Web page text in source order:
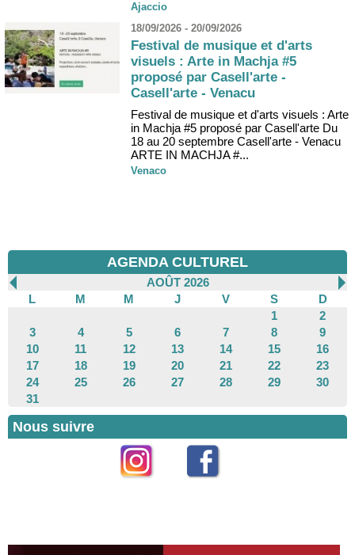
Ajaccio
18/09/2026 - 20/09/2026
Festival de musique et d'arts
visuels : Arte in Machja #5
proposé par Casell'arte -
Casell'arte - Venacu
Festival de musique et d'arts visuels : Arte
in Machja #5 proposé par Casell'arte Du
18 au 20 septembre Casell'arte - Venacu
ARTE IN MACHJA #...
Venaco
AGENDA CULTUREL
AOÛT 2026
L
M M J V S
D
1
2
3
4 5 6 7 8
9
10
11 12 13 14 15
16
17
18 19 20 21 22
23
24
25 26 27 28 29
30
31
Nous suivre